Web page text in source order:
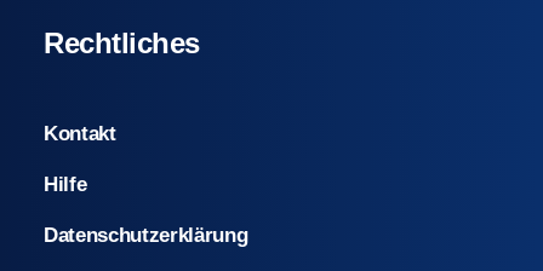
Rechtliches
Kontakt
Hilfe
Datenschutzerklärung